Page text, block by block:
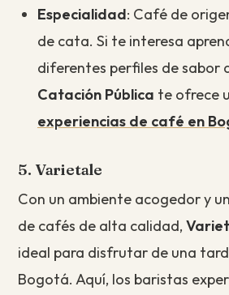
Especialidad: Café de
de cata. Si te interesa
diferentes perfiles de sabor
Catación Pública te ofrece
experiencias de café en
5. Varietale
Con un ambiente acogedor y
de cafés de alta calidad,
ideal para disfrutar de una
Bogotá. Aquí, los baristas